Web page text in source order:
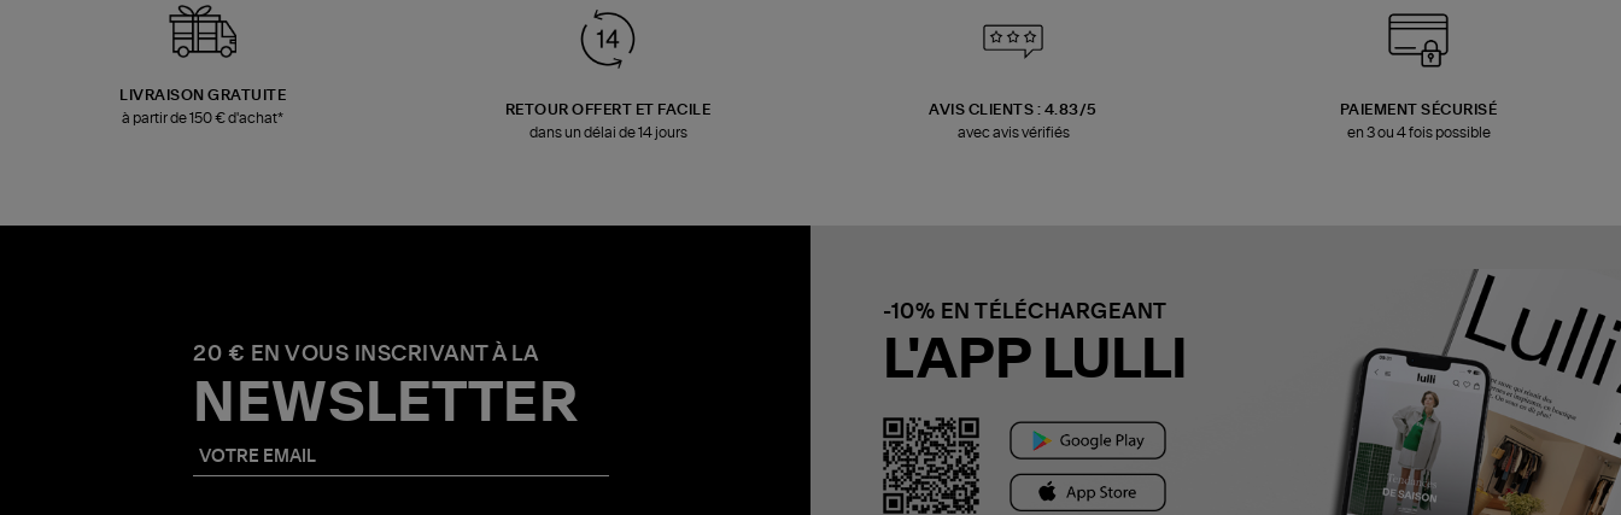
LIVRAISON GRATUITE
à partir de 150 € d'achat*
RETOUR OFFERT ET FACILE
dans un délai de 14 jours
AVIS CLIENTS : 4.83/5
avec avis vérifiés
PAIEMENT SÉCURISÉ
en 3 ou 4 fois possible
20 € EN VOUS INSCRIVANT À LA
NEWSLETTER
-10% EN TÉLÉCHARGEANT
L'APP LULLI